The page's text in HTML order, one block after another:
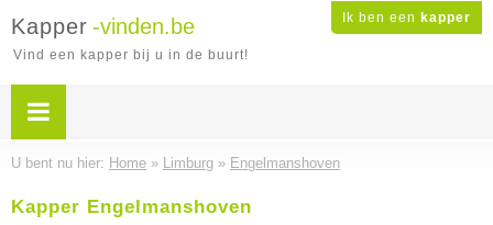
Ik ben een kapper
Kapper -vinden.be
Vind een kapper bij u in de buurt!
U bent nu hier: Home » Limburg » Engelmanshoven
Kapper Engelmanshoven